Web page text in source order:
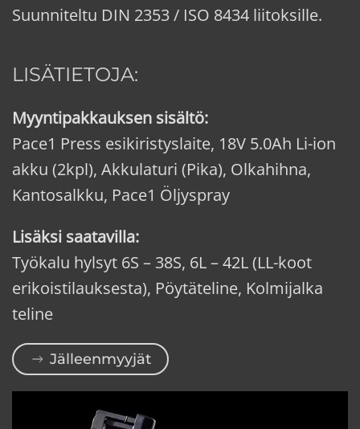
Suunniteltu DIN 2353 / ISO 8434 liitoksille.
LISÄTIETOJA:
Myyntipakkauksen sisältö:
Pace1 Press esikiristyslaite, 18V 5.0Ah Li-ion
akku (2kpl), Akkulaturi (Pika), Olkahihna,
Kantosalkku, Pace1 Öljyspray
Lisäksi saatavilla:
Työkalu hylsyt 6S – 38S, 6L – 42L (LL-koot
erikoistilauksesta), Pöytäteline, Kolmijalka
teline
Jälleenmyyjät